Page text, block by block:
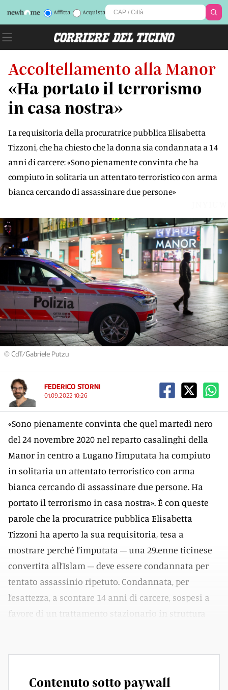
Affitta Acquista
Accoltellamento alla Manor
«Ha portato il terrorismo
in casa nostra»
La requisitoria della procuratrice pubblica Elisabetta
Tizzoni, che ha chiesto che la donna sia condannata a 14
anni di carcere: «Sono pienamente convinta che ha
compiuto in solitaria un attentato terroristico con arma
bianca cercando di assassinare due persone»
© CdT/Gabriele Putzu
FEDERICO STORNI
01.09.2022 10:26
«Sono pienamente convinta che quel martedì nero
del 24 novembre 2020 nel reparto casalinghi della
Manor in centro a Lugano l’imputata ha compiuto
in solitaria un attentato terroristico con arma
bianca cercando di assassinare due persone. Ha
portato il terrorismo in casa nostra». È con queste
parole che la procuratrice pubblica Elisabetta
Tizzoni ha aperto la sua requisitoria, tesa a
mostrare perché l’imputata – una 29.enne ticinese
convertita all’Islam – deve essere condannata per
tentato assassinio ripetuto. Condannata, per
l’esattezza, a scontare 14 anni di carcere, sospesi a
favore di un trattamento stazionario in struttura
Contenuto sotto paywall